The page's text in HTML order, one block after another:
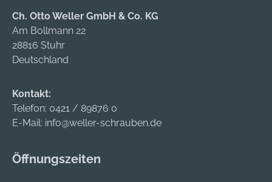
Ch. Otto Weller GmbH & Co. KG
Am Bollmann 22
28816 Stuhr
Deutschland
Kontakt:
Telefon: 0421 / 89876 0
E-Mail: info@weller-schrauben.de
Öffnungszeiten